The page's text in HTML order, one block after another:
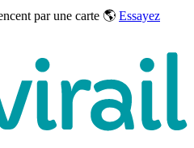
par une carte 🌎 Essayez